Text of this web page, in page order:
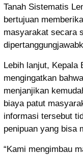
Tanah Sistematis
bertujuan
masyarakat secara
Lebih lanjut, Kepala
mengingatkan
menjanjikan
biaya patut
informasi tersebut
penipuan yang bisa
“Kami mengimbau